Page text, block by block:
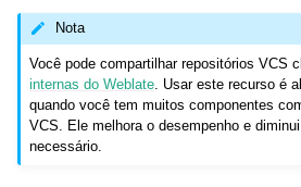
navigation of Instruções de
Nota
Você pode compartilhar repositórios VCS
internas do Weblate . Usar este recurso é
quando você tem muitos componentes
VCS. Ele melhora o desempenho e
necessário.